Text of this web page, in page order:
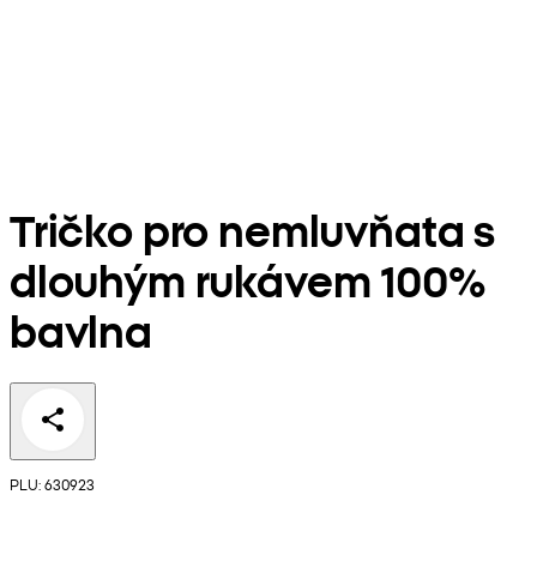
Tričko pro nemluvňata s
dlouhým rukávem 100%
bavlna
PLU: 630923